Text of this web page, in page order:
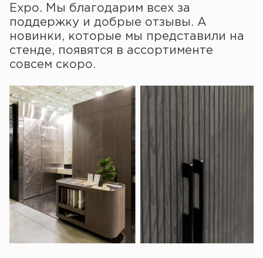
Expo. Мы благодарим всех за
поддержку и добрые отзывы. А
новинки, которые мы представили на
стенде, появятся в ассортименте
совсем скоро.